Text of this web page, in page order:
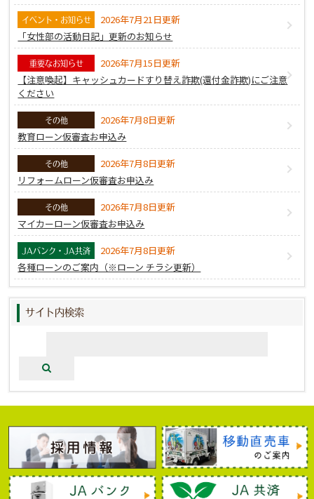
株式会社クレディセゾン（以下、「保証会社」といい
ます。）との保証委託契約（以下、八王子市農業協同
組合との金銭消費貸借契約と保証委託契約を総称して
「本契約」といいます。）の与信判断及び与信後の管
理（代位弁済完了後含む。）のため、以下の情報（以
下、これらを総称して「個人情報」といいます。）を
保証会社が所定の保護措置を講じた上で、収集・保
有・利用することに同意します。
① 本シートに記載された私の氏名、年齢、生年月
日、性別、住所、電話番号、Eメールアドレス、勤務
先、家族構成、住居状況及び本シート以外で私が保証
会社に届出た事項
② 本契約に関する契約の種類、申込日、契約日、商
品名、契約額、支払回数、決済口座情報
③ 本契約に関する私の支払能力を調査するため、私
が申告した私の資産、負債、収入、支出、保証会社が
収集したクレジット利用履歴及び過去の債務の返済状
況
④ 本契約において私からの問合せにより保証会社が
よって本人確認を行った際に収集した情報
⑥ 官報や電話帳等一般に公開されている情報
2. 個人信用情報機関への登録・利用
(1) 私は、保証会社が私の支払能力の調査のために、
保証会社の加盟する個人信用情報機関（個人の支払能
力に関する情報の収集及び加盟会員に対する当該情報
の提供を業とする者をいい、以下、「加盟個人信用情
報機関」といいます。）及び当該機関と提携する個人
イベント・お知らせ
2026年7月21日更新
「女性部の活動日記」更新のお知らせ
重要なお知らせ
2026年7月15日更新
【注意喚起】キャッシュカードすり替え詐欺(還付金詐欺)にご注意
ください
その他
2026年7月8日更新
教育ローン仮審査お申込み
その他
2026年7月8日更新
リフォームローン仮審査お申込み
その他
2026年7月8日更新
マイカーローン仮審査お申込み
JAバンク・JA共済
2026年7月8日更新
各種ローンのご案内（※ローン チラシ更新）
サイト内検索